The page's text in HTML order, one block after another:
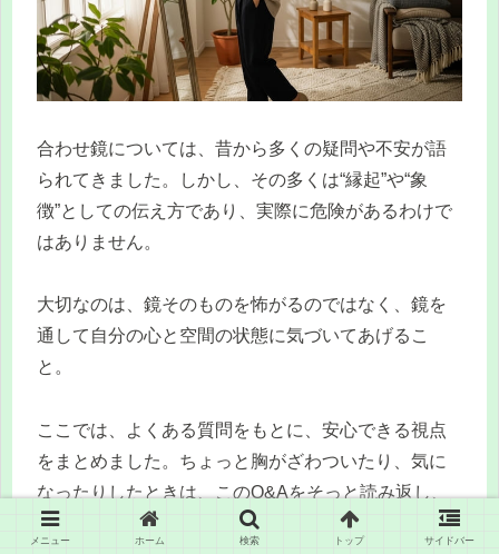
合わせ鏡については、昔から多くの疑問や不安が語
られてきました。しかし、その多くは“縁起”や“象
徴”としての伝え方であり、実際に危険があるわけで
はありません。
大切なのは、鏡そのものを怖がるのではなく、鏡を
通して自分の心と空間の状態に気づいてあげるこ
と。
ここでは、よくある質問をもとに、安心できる視点
をまとめました。ちょっと胸がざわついたり、気に
なったりしたときは、このQ&Aをそっと読み返し、
落ち着きを取り戻すための時間にしてください。
メニュー ホーム 検索 トップ サイドバー